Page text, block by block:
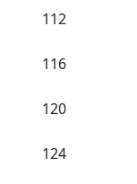
112
116
120
124